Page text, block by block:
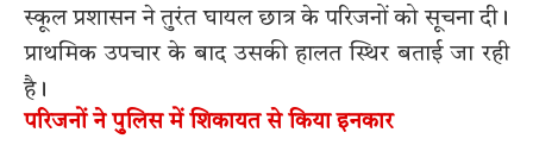
स्कूल प्रशासन ने तुरंत घायल छात्र के परिजनों को सूचना दी।
प्राथमिक उपचार के बाद उसकी हालत स्थिर बताई जा रही
है।
परिजनों ने पुलिस में शिकायत से किया इनकार